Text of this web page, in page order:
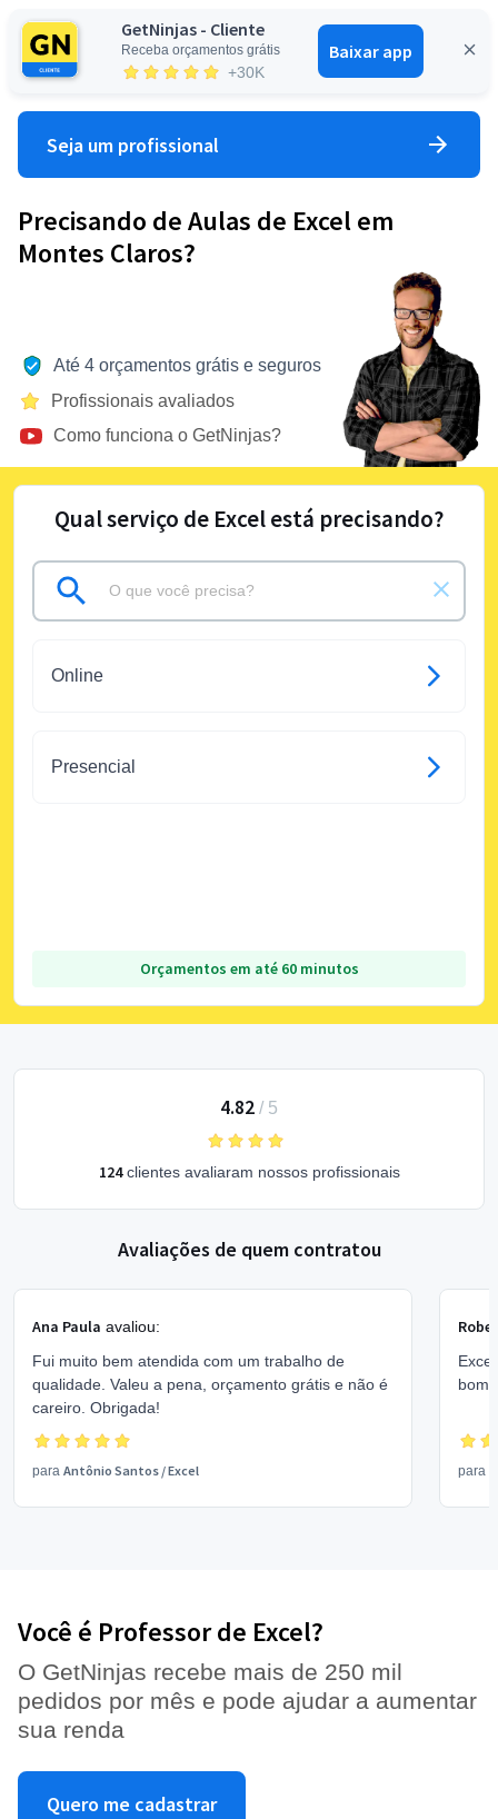
GetNinjas - Cliente
Receba orçamentos grátis
+30K
Baixar app
Entrar
Seja um profissional
Precisando de Aulas de Excel em
Montes Claros?
Até 4 orçamentos grátis e seguros
Profissionais avaliados
Como funciona o GetNinjas?
Qual serviço de Excel está precisando?
Online
Presencial
Orçamentos em até 60 minutos
4.82 / 5
124clientes avaliaram nossos profissionais
Avaliações de quem contratou
Ana Paula avaliou:
Fui muito bem atendida com um trabalho de
qualidade. Valeu a pena, orçamento grátis e não é
careiro. Obrigada!
para Antônio Santos /Excel
bom
para
Você é Professor de Excel?
O GetNinjas recebe mais de 250 mil
pedidos por mês e pode ajudar a aumentar
sua renda
Quero me cadastrar